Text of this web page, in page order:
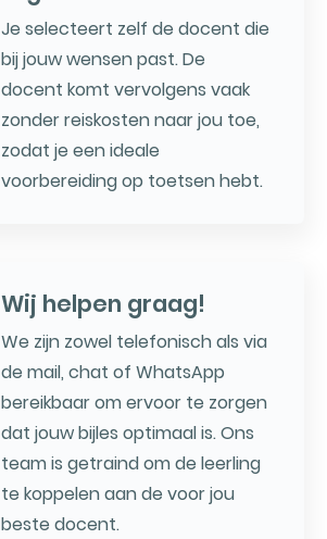
Je selecteert zelf de docent die
bij jouw wensen past. De
docent komt vervolgens vaak
zonder reiskosten naar jou toe,
zodat je een ideale
voorbereiding op toetsen hebt.
Wij helpen graag!
We zijn zowel telefonisch als via
de mail, chat of WhatsApp
bereikbaar om ervoor te zorgen
dat jouw bijles optimaal is. Ons
team is getraind om de leerling
te koppelen aan de voor jou
beste docent.